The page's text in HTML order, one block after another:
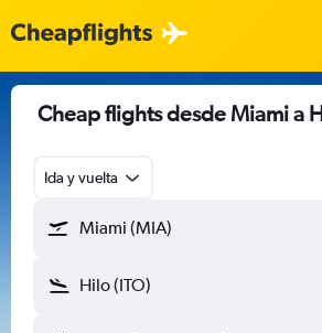
Cheap flights desde Miami a
Ida y vuelta
Miami (MIA)
Hilo (ITO)